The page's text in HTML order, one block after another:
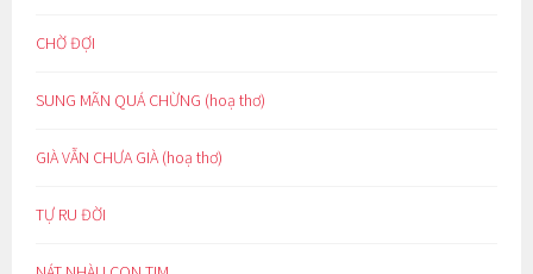
CHỜ ĐỢI
SUNG MÃN QUÁ CHỪNG (hoạ thơ)
GIÀ VẪN CHƯA GIÀ (hoạ thơ)
TỰ RU ĐỜI